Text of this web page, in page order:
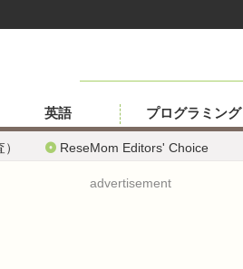
ReseMom Editors' Choice
英語 プログラミング
advertisement